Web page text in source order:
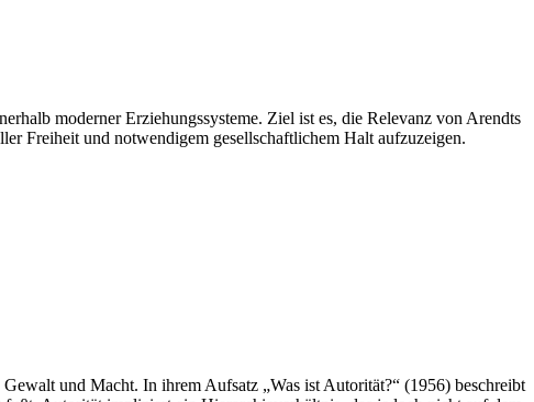
moderner Erziehungssysteme. Ziel ist es, die Relevanz von Arendts
Freiheit und notwendigem gesellschaftlichem Halt aufzuzeigen.
und Macht. In ihrem Aufsatz „Was ist Autorität?“ (1956) beschreibt